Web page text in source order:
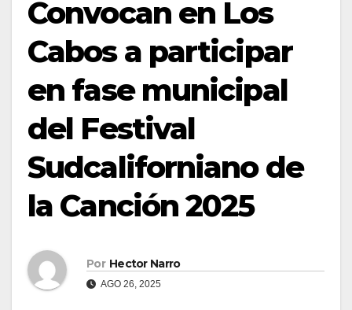
Convocan en Los
Cabos a participar
en fase municipal
del Festival
Sudcaliforniano de
la Canción 2025
Por Hector Narro
AGO 26, 2025